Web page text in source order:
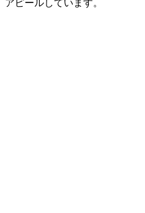
アピールしています。